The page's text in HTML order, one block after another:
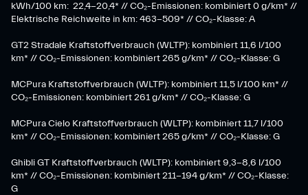
kWh/100 km: 22,4-20,4* // CO₂-Emissionen: kombiniert 0 g/km* //
Elektrische Reichweite in km: 463-509* // CO₂-Klasse: A
GT2 Stradale Kraftstoffverbrauch (WLTP): kombiniert 11,6 l/100
km* // CO₂-Emissionen: kombiniert 265 g/km* // CO₂-Klasse: G
MCPura Kraftstoffverbrauch (WLTP): kombiniert 11,5 l/100 km* //
CO₂-Emissionen: kombiniert 261 g/km* // CO₂-Klasse: G
MCPura Cielo Kraftstoffverbrauch (WLTP): kombiniert 11,7 l/100
km* // CO₂-Emissionen: kombiniert 265 g/km* // CO₂-Klasse: G
Ghibli GT Kraftstoffverbrauch (WLTP): kombiniert 9,3-8,6 l/100
km* // CO₂-Emissionen: kombiniert 211-194 g/km* // CO₂-Klasse:
G